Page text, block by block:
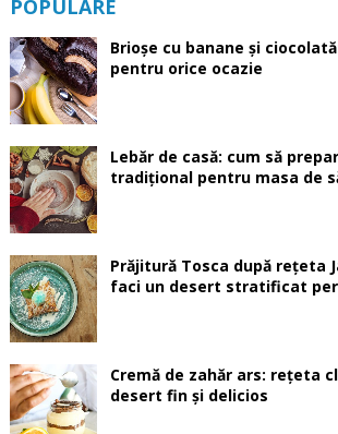
POPULARE
Brioșe cu banane și
pentru orice ocazie
Lebăr de casă: cum să
tradițional pentru masa de
Prăjitură Tosca după rețeta
faci un desert stratificat
Cremă de zahăr ars: rețeta
desert fin și delicios